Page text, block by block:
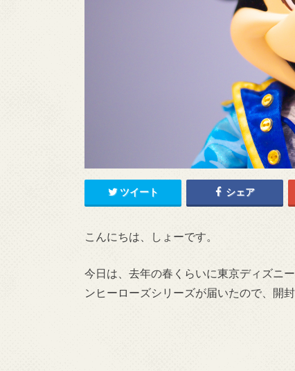
ツイート シェア
こんにちは、しょーです。
今日は、去年の春くらいに東京ディズニ
ンヒーローズシリーズが届いたので、開